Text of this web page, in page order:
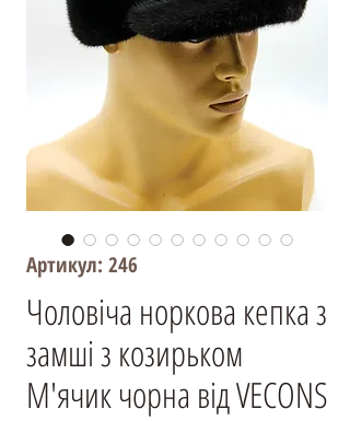
Артикул: 246
Чоловіча норкова кепка з
замші з козирьком
М'ячик чорна від VECONS